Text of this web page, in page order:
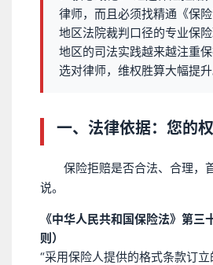
律师，而且必须找精通《保
地区法院裁判口径的专业保
地区的司法实践越来越注重保
选对律师，维权胜算大幅提升
一、法律依据：您的
保险拒赔是否合法、合理，
说。
《中华人民共和国保险法》第三
则）
“采用保险人提供的格式条款订